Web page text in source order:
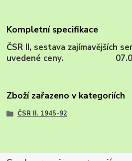
Kompletní specifikace
ČSR II, sestava zajímavějších
uvedené ceny.
Zboží zařazeno v kategoriích
ČSR II. 1945-92